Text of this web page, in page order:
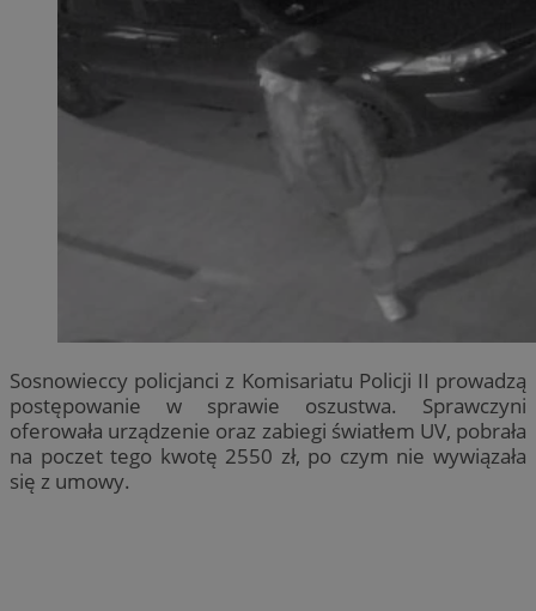
Sosnowieccy policjanci z Komisariatu Policji II prowadzą
postępowanie w sprawie oszustwa. Sprawczyni
oferowała urządzenie oraz zabiegi światłem UV, pobrała
na poczet tego kwotę 2550 zł, po czym nie wywiązała
się z umowy.